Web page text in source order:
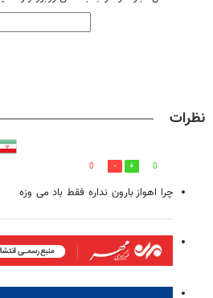
نظرات
0
0
چرا اهواز بارون نداره فقط باد می وزه